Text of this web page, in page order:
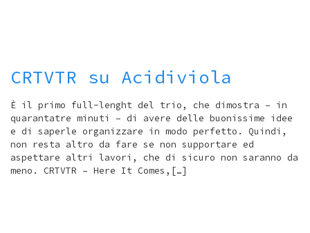
CRTVTR su Acidiviola
È il primo full-lenght del trio, che dimostra – in
quarantatre minuti – di avere delle buonissime idee
e di saperle organizzare in modo perfetto. Quindi,
non resta altro da fare se non supportare ed
aspettare altri lavori, che di sicuro non saranno da
meno. CRTVTR – Here It Comes,[…]